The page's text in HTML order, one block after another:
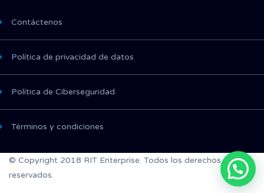
Contáctenos
Política de privacidad de datos
Política de Ciberseguridad
Términos y condiciones
© Copyright 2018 RIT Enterprise. Todos los derechos
reservados.